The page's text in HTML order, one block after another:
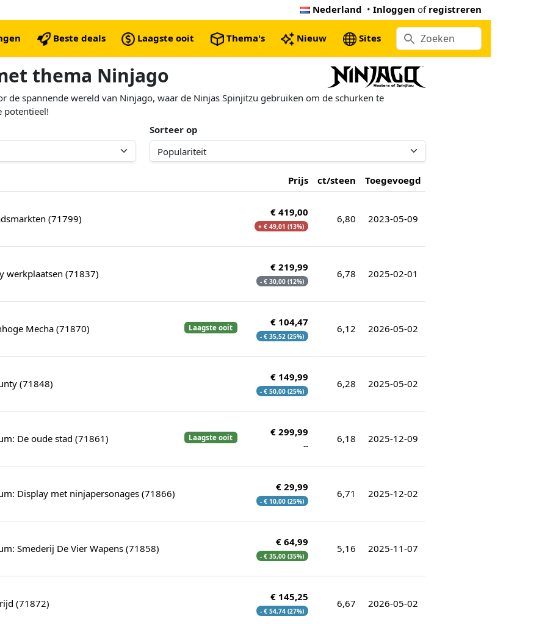
Nederland • Inloggen of registreren
Beste deals Laagste ooit Thema's Nieuw Sites
thema Ninjago
de spannende wereld van Ninjago, waar de Ninjas Spinjitzu gebruiken om de schurken te
potentieel!
Sorteer op
Prijs ct/steen Toegevoegd
(71799)
€ 419,00
+ € 49,01 (13%)
6,80 2023-05-09
werkplaatsen (71837)
€ 219,99
- € 30,00 (12%)
6,78 2025-02-01
Laagste ooit
Mecha (71870)
€ 104,47
- € 35,52 (25%)
6,12 2026-05-02
(71848)
€ 149,99
- € 50,00 (25%)
6,28 2025-05-02
Laagste ooit
De oude stad (71861)
€ 299,99
--
6,18 2025-12-09
Display met ninjapersonages (71866)
€ 29,99
- € 10,00 (25%)
6,71 2025-12-02
Smederij De Vier Wapens (71858)
€ 64,99
- € 35,00 (35%)
5,16 2025-11-07
(71872)
€ 145,25
- € 54,74 (27%)
6,67 2026-05-02